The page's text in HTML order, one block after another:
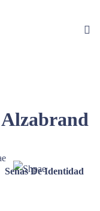
Señas De Identidad